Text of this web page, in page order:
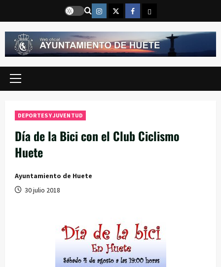
contenido
Instragram
TwitterFacebook
Email
Menú
DEPORTES Y JUVENTUD
Día de la Bici con el Club Ciclismo
Huete
Ayuntamiento de Huete
30 julio 2018